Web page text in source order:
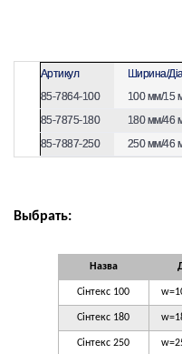
Артикул Ширина/
85-7864-100
100 мм/15
85-7875-180
180 мм/46
85-7887-250
250 мм/46
Выбрать:
Назва
Сінтекс 100
Сінтекс 180
Сінтекс 250